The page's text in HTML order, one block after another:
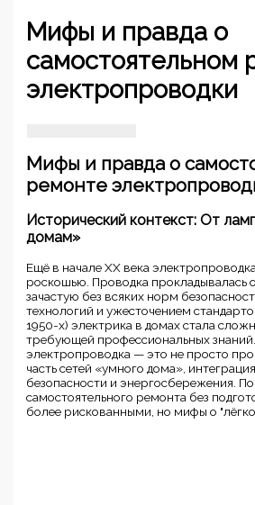
Мифы и правда о
самостоятельном
электропроводки
Мифы и правда о
ремонте
Исторический контекст: От
домам»
Ещё в начале XX века
роскошью. Проводка прокладывалась
зачастую без всяких норм
технологий и ужесточением
1950-х) электрика в домах стала
требующей профессиональных знаний.
электропроводка — это не просто
часть сетей «умного дома»,
безопасности и энергосбережения.
самостоятельного ремонта без
более рискованными, но мифы о